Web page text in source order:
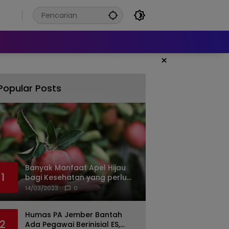
×
Posts
1
Banyak Manfaat Apel Hijau
bagi Kesehatan yang perlu
Anda ketahui
14/03/2023 0
2
Humas PA Jember Bantah
Ada Pegawai Berinisial ES,